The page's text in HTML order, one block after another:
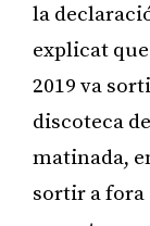
la
explicat
2019 va
discoteca
matinada,
sortir a fora